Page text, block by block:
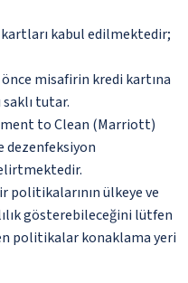
kabul edilmektedir;
misafirin kredi kartına
tutar.
to Clean (Marriott)
politikalarının ülkeye ve
gösterebileceğini lütfen
politikalar konaklama yeri